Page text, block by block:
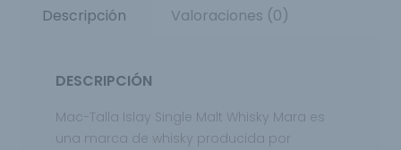
Descripción Valoraciones (0)
DESCRIPCIÓN
Mac-Talla Islay Single Malt Whisky Mara es
una marca de whisky producida por